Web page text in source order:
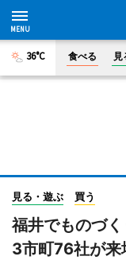
36°C 食べる 見
見る・遊ぶ 買う
福井でものづ
3市町76社が来